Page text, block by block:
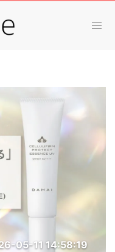
05-11 14:58:19